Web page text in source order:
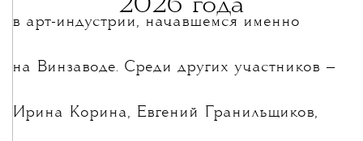
в арт-индустрии, начавшемся именно
на Винзаводе. Среди других участников —
Ирина Корина, Евгений Гранильщиков,
2026 года